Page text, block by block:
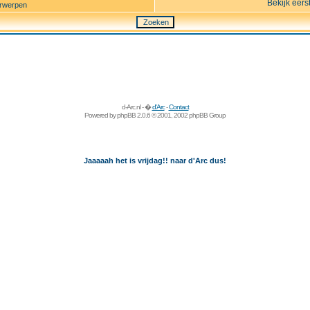
Bekijk
d-Arc.nl - �d'Arc-Contact
Powered byphpBB2.0.6 © 2001, 2002 phpBB Group
Jaaaaah het is vrijdag!! naar d'Arc dus!